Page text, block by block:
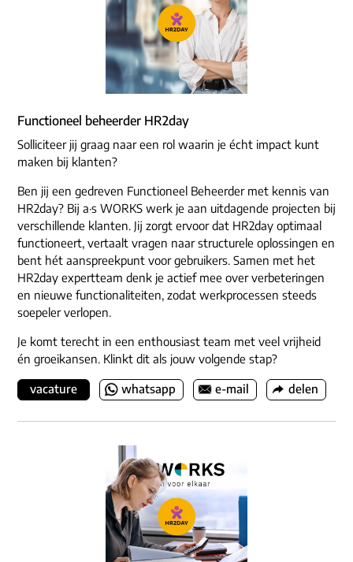
Functioneel beheerder HR2day
Solliciteer jij graag naar een rol waarin je écht impact kunt
maken bij klanten?
Ben jij een gedreven Functioneel Beheerder met kennis van
HR2day? Bij a·s WORKS werk je aan uitdagende projecten bij
verschillende klanten. Jij zorgt ervoor dat HR2day optimaal
functioneert, vertaalt vragen naar structurele oplossingen en
bent hét aanspreekpunt voor gebruikers. Samen met het
HR2day expertteam denk je actief mee over verbeteringen
en nieuwe functionaliteiten, zodat werkprocessen steeds
soepeler verlopen.
Je komt terecht in een enthousiast team met veel vrijheid
én groeikansen. Klinkt dit als jouw volgende stap?
vacature whatsapp e-mail delen